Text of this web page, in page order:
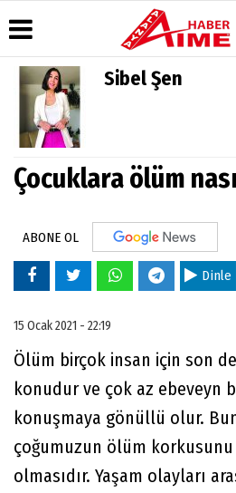
Üye Paneli
Haber
Arşivi
Dergi
Arşivi
Haberleri
Manşetleri
Anketler
Biyografiler
Sibel Şen
Çocuklara ölüm
ABONE OL
Dinle
15 Ocak 2021 - 22:19
Ölüm birçok insan için son
konudur ve çok az ebeveyn
konuşmaya gönüllü olur.
çoğumuzun ölüm
olmasıdır. Yaşam olayları